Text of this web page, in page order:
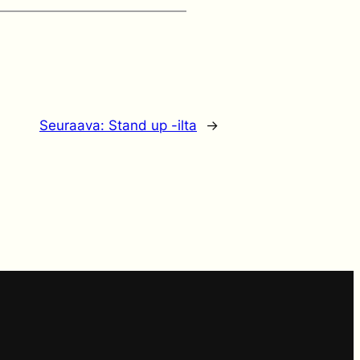
Seuraava: Stand up -ilta →